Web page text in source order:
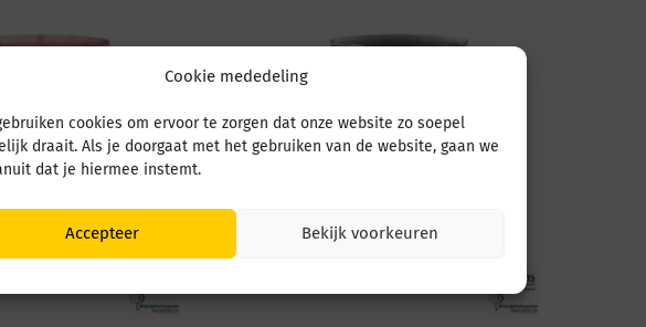
Cookie mededeling
cookies om ervoor te zorgen dat onze website zo soepel
draait. Als je doorgaat met het gebruiken van de website, gaan we
dat je hiermee instemt.
Accepteer Bekijk voorkeuren